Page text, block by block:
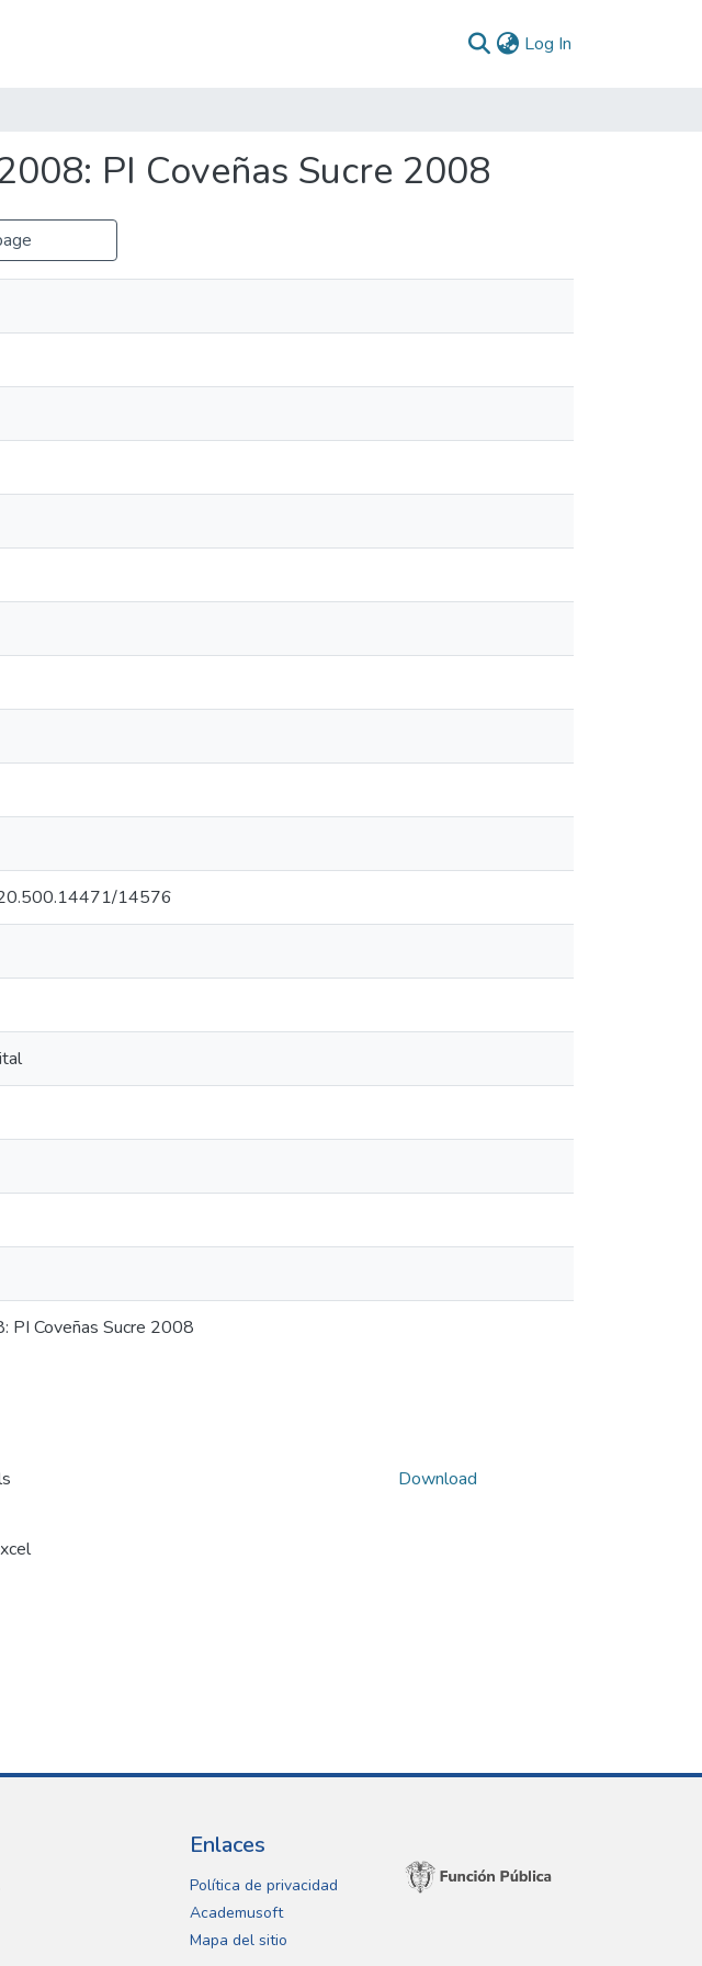
Log In
PI Coveñas Sucre 2008
20.500.14471/14576
PI Coveñas Sucre 2008
Download
Enlaces
Política de privacidad
Academusoft
Mapa del sitio